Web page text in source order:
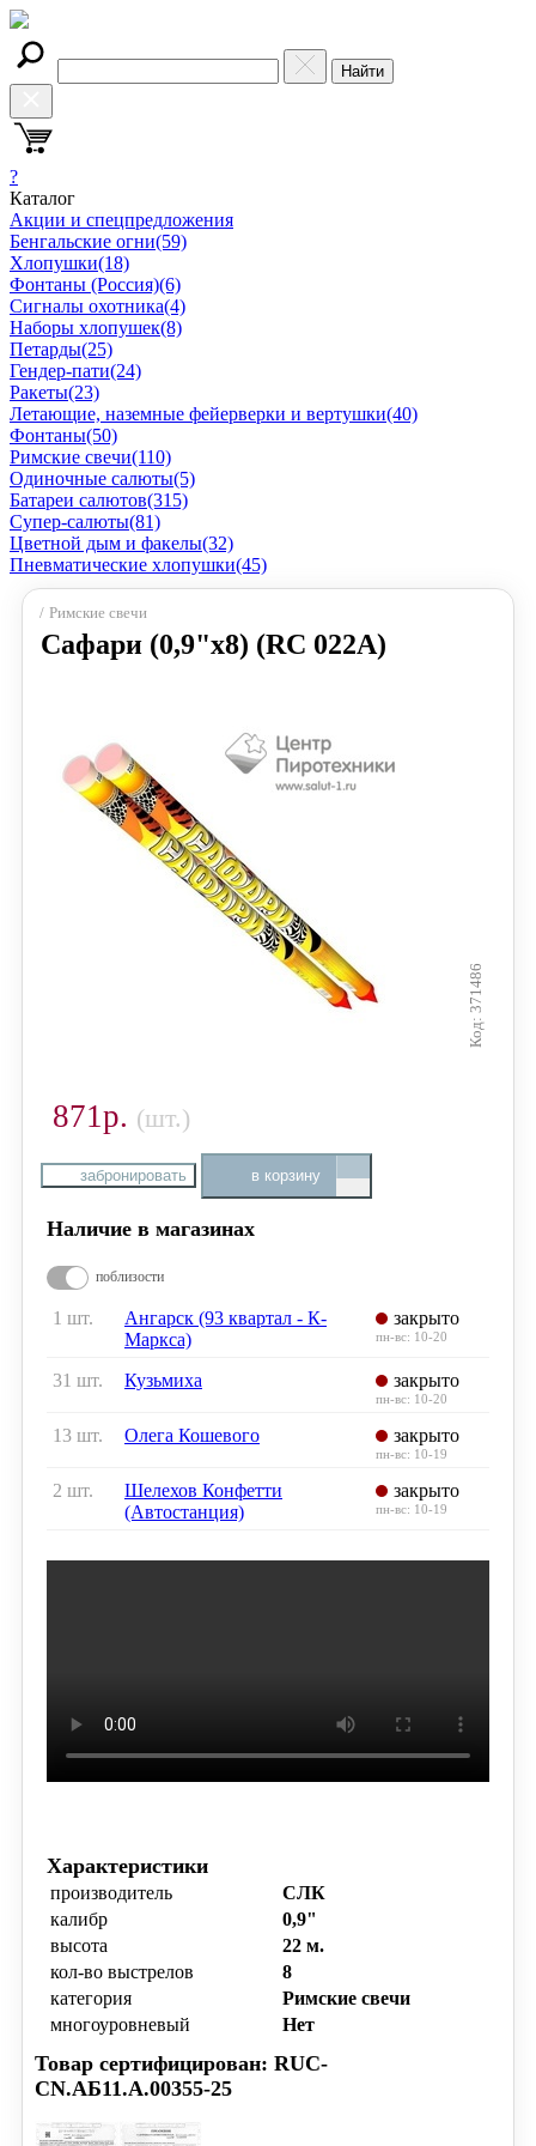
Найти
?
Каталог
Акции и спецпредложения
Бенгальские огни(59)
Хлопушки(18)
Фонтаны (Россия)(6)
Сигналы охотника(4)
Наборы хлопушек(8)
Петарды(25)
Гендер-пати(24)
Ракеты(23)
Летающие, наземные фейерверки и вертушки(40)
Фонтаны(50)
Римские свечи(110)
Одиночные салюты(5)
Батареи салютов(315)
Супер-салюты(81)
Цветной дым и факелы(32)
Пневматические хлопушки(45)
Римские свечи
Сафари (0,9"х8) (RC 022A)
371486
871р. (шт.)
забронировать в корзину
Наличие в магазинах
поблизости
1 шт.
Ангарск (93 квартал - К-
Маркса)
закрыто
пн-вс: 10-20
31 шт. Кузьмиха закрыто
пн-вс: 10-20
13 шт. Олега Кошевого закрыто
пн-вс: 10-19
2 шт.
Шелехов Конфетти
(Автостанция)
закрыто
пн-вс: 10-19
Характеристики
производитель
СЛК
калибр
0,9"
высота
22 м.
кол-во выстрелов
8
категория
Римские свечи
многоуровневый
Нет
Товар сертифицирован: RUC-
CN.АБ11.А.00355-25